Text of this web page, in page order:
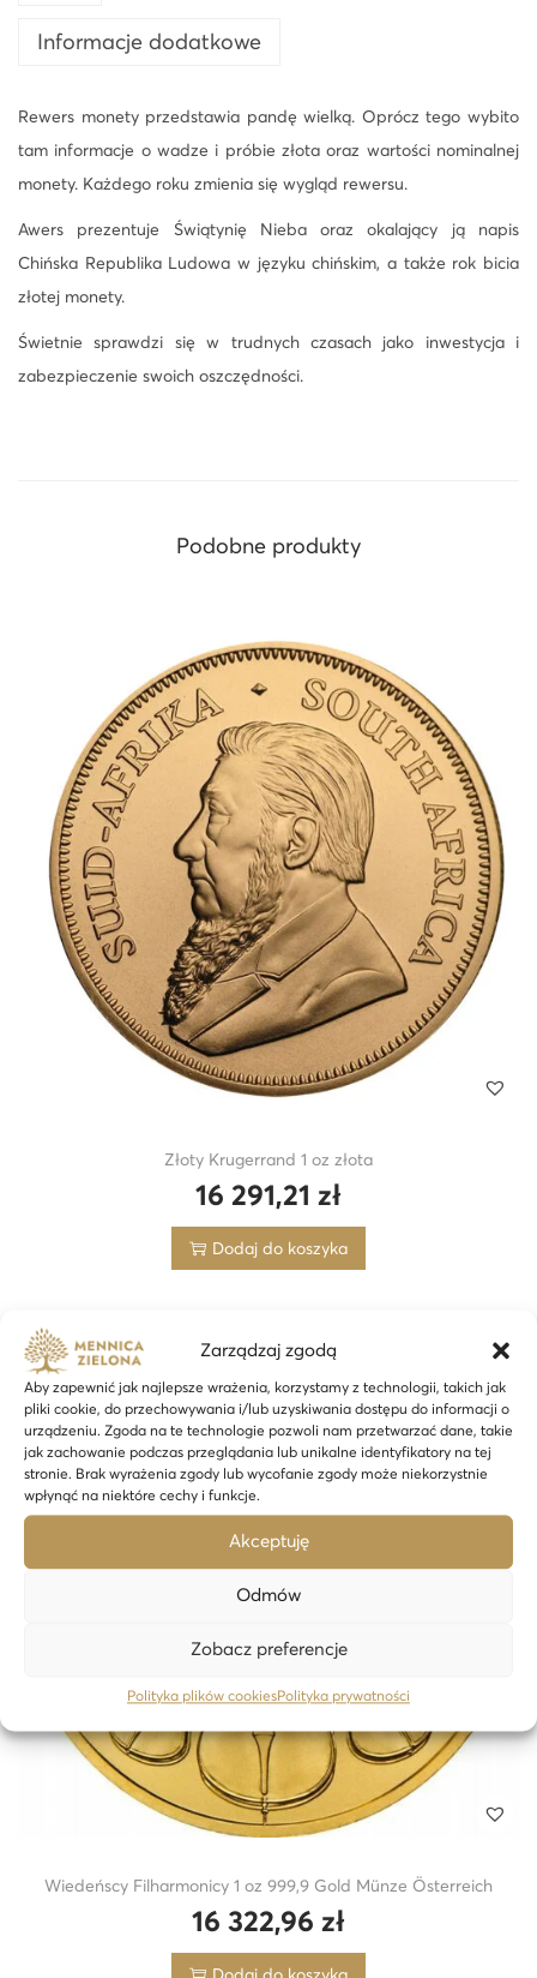
Zarządzaj zgodą
Aby zapewnić jak najlepsze wrażenia, korzystamy z technologii, takich jak
pliki cookie, do przechowywania i/lub uzyskiwania dostępu do informacji o
urządzeniu. Zgoda na te technologie pozwoli nam przetwarzać dane, takie
jak zachowanie podczas przeglądania lub unikalne identyfikatory na tej
stronie. Brak wyrażenia zgody lub wycofanie zgody może niekorzystnie
wpłynąć na niektóre cechy i funkcje.
Akceptuję
Odmów
Zobacz preferencje
Polityka plików cookiesPolityka prywatności
0
ł
a
p
r
9
9
Informacje dodatkowe
Rewers monety przedstawia pandę wielką. Oprócz tego wybito
tam informacje o wadze i próbie złota oraz wartości nominalnej
monety. Każdego roku zmienia się wygląd rewersu.
Awers prezentuje Świątynię Nieba oraz okalający ją napis
Chińska Republika Ludowa w języku chińskim, a także rok bicia
złotej monety.
Świetnie sprawdzi się w trudnych czasach jako inwestycja i
zabezpieczenie swoich oszczędności.
Podobne produkty
Złoty Krugerrand 1 oz złota
16 291,21 zł
Dodaj do koszyka
Wiedeńscy Filharmonicy 1 oz 999,9 Gold Münze Österreich
16 322,96 zł